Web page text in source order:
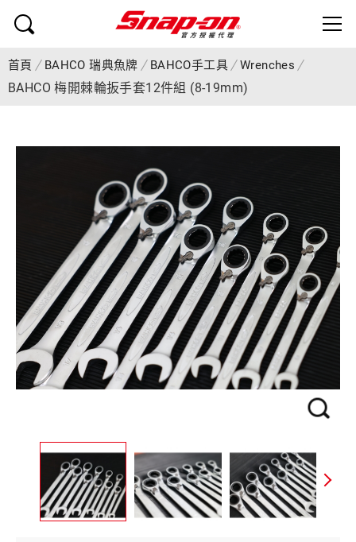
首頁 BAHCO 瑞典魚牌 BAHCO手工具 Wrenches
BAHCO 梅開棘輪扳手套12件組 (8-19mm)